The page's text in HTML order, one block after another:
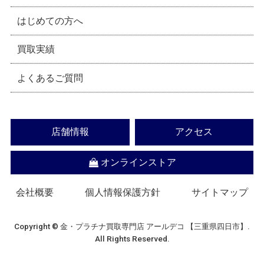
はじめての方へ
買取実績
よくあるご質問
店舗情報 アクセス
オンラインストア
会社概要 個人情報保護方針 サイトマップ
Copyright © 金・プラチナ買取専門店 アールデコ 【三重県四日市】.
All Rights Reserved.